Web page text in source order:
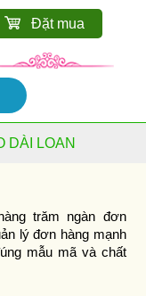
Đặt mua
DÀI LOAN
trăm ngàn đơn
lý đơn hàng mạnh
mẫu mã và chất